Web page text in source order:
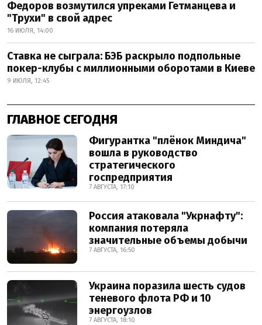
Федоров возмутился упреками Гетманцева и
"Трухи" в свой адрес
16 ИЮЛЯ, 14:00
Ставка не сыграла: БЭБ раскрыло подпольные
покер-клубы с миллионными оборотами в Киеве
9 ИЮЛЯ, 12:45
ГЛАВНОЕ СЕГОДНЯ
Фигурантка "плёнок Миндича"
вошла в руководство
стратегического
госпредприятия
7 АВГУСТА, 17:10
Россия атаковала "Укрнафту":
компания потеряла
значительные объемы добычи
7 АВГУСТА, 16:50
Украина поразила шесть судов
теневого флота РФ и 10
энергоузлов
7 АВГУСТА, 18:10